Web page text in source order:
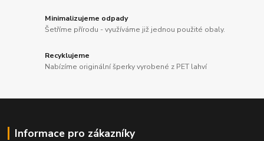
Minimalizujeme odpady
Šetříme přírodu - využíváme již jednou použité obaly.
Recyklujeme
Nabízíme originální šperky vyrobené z PET lahví
Informace pro zákazníky